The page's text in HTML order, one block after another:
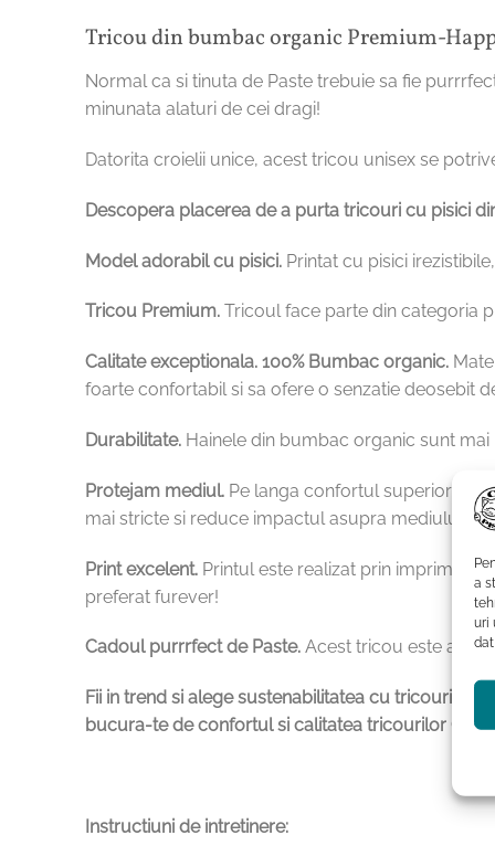
a
uri
Tricou din bumbac organic Premium-
Normal ca si tinuta de Paste trebuie sa fie
minunata alaturi de cei dragi!
Datorita croielii unice, acest tricou unisex se
Descopera placerea de a purta tricouri cu pisici
Model adorabil cu pisici. Printat cu pisici
Tricou Premium. Tricoul face parte din categoria
Calitate exceptionala. 100% Bumbac organic.
foarte confortabil si sa ofere o senzatie deosebit
Durabilitate. Hainele din bumbac organic sunt
Protejam mediul. Pe langa confortul superior pe
mai stricte si reduce impactul asupra mediului in
Print excelent. Printul este realizat prin imprimare
preferat furever!
Cadoul purrrfect de Paste. Acest tricou este
Fii in trend si alege sustenabilitatea cu tricourile
bucura-te de confortul si calitatea tricourilor Cu
Instructiuni de intretinere: